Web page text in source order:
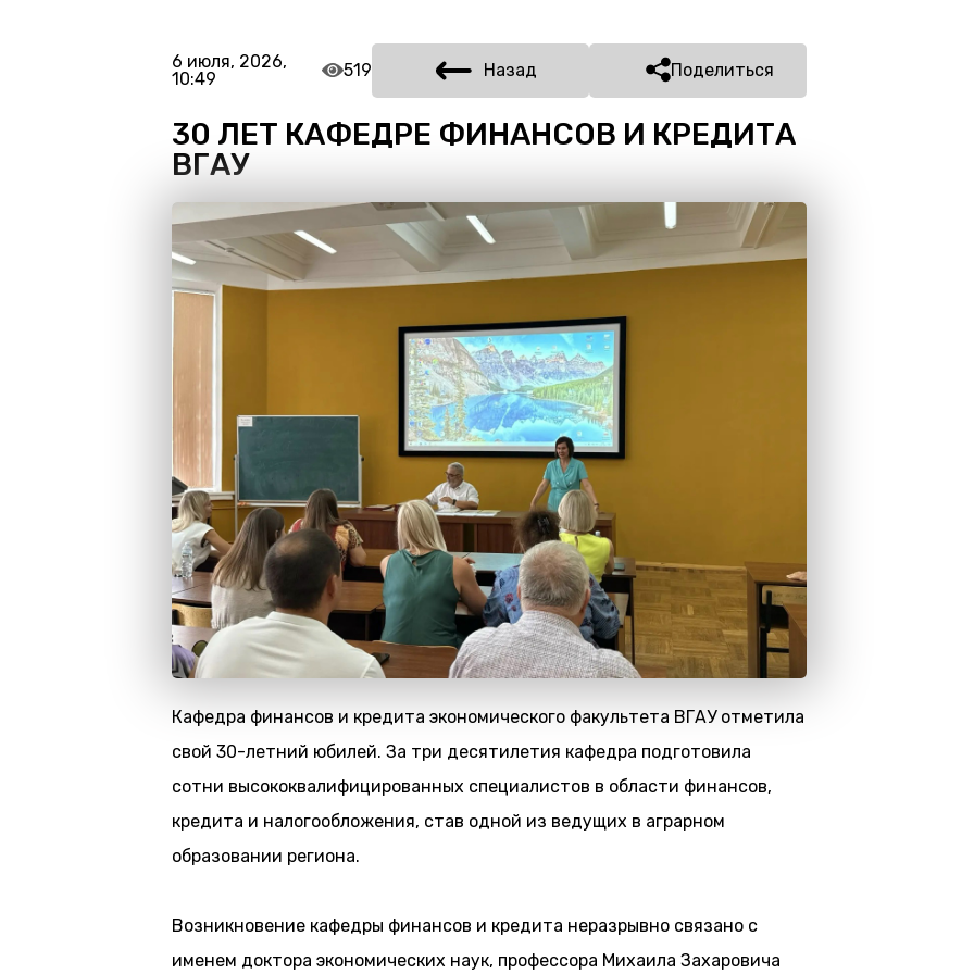
6 июля, 2026,
10:49
519 Назад Поделиться
30 ЛЕТ КАФЕДРЕ ФИНАНСОВ И КРЕДИТА
ВГАУ
Кафедра финансов и кредита экономического факультета ВГАУ отметила
свой 30-летний юбилей. За три десятилетия кафедра подготовила
сотни высококвалифицированных специалистов в области финансов,
кредита и налогообложения, став одной из ведущих в аграрном
образовании региона.
Возникновение кафедры финансов и кредита неразрывно связано с
именем доктора экономических наук, профессора Михаила Захаровича